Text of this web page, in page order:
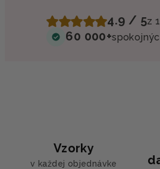
4.9 / 5z
60 000+
Vzorky
v každej objednávke